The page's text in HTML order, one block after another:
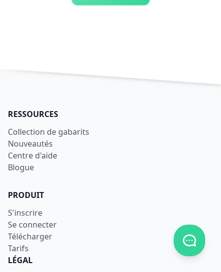
RESSOURCES
Collection de gabarits
Nouveautés
Centre d'aide
Blogue
PRODUIT
S'inscrire
Se connecter
Télécharger
Tarifs
LÉGAL